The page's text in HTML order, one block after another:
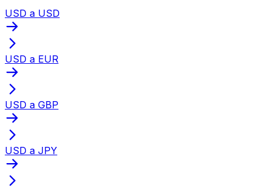
USD a USD
USD a EUR
USD a GBP
USD a JPY